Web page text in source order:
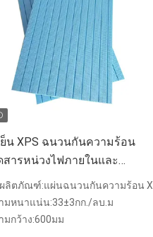
ย็น XPS ฉนวนกันความร้อน
สารหน่วงไฟภายในและ
อกผนังฉนวน
ตภัณฑ์:แผ่นฉนวนกันความร้อน XPS สารหน่วงไฟ
มหนาแน่น:33±3กก./ลบ.ม
มกว้าง:600มม